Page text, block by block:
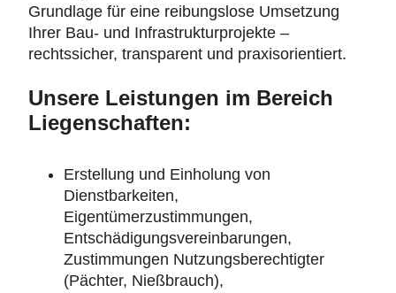
Grundlage für eine reibungslose Umsetzung
Ihrer Bau- und Infrastrukturprojekte –
rechtssicher, transparent und praxisorientiert.
Unsere Leistungen im Bereich
Liegenschaften:
Erstellung und Einholung von
Dienstbarkeiten,
Eigentümerzustimmungen,
Entschädigungsvereinbarungen,
Zustimmungen Nutzungsberechtigter
(Pächter, Nießbrauch),